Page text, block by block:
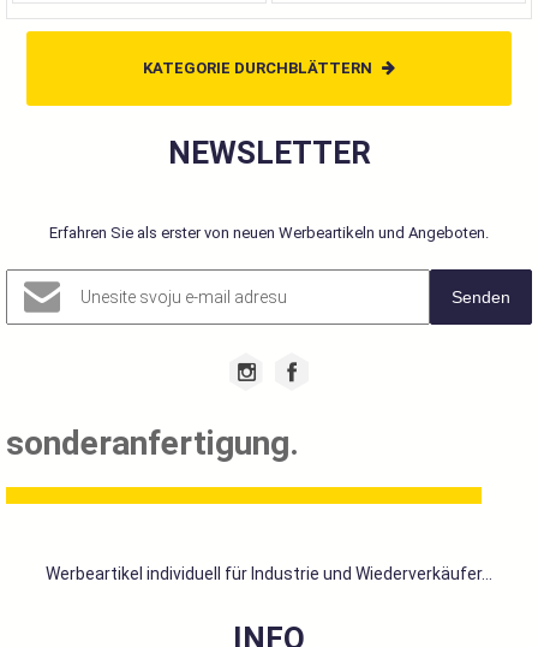
KATEGORIE DURCHBLÄTTERN
NEWSLETTER
Erfahren Sie als erster von neuen Werbeartikeln und Angeboten.
Senden
sonderanfertigung.
Werbeartikel individuell für Industrie und Wiederverkäufer...
INFO